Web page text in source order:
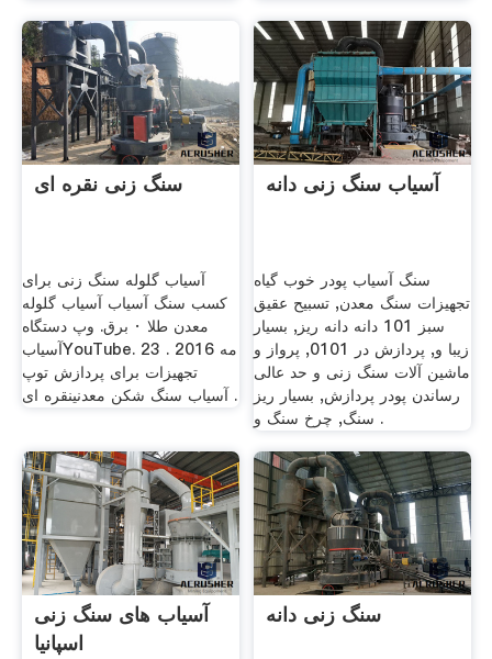
سنگ زنی نقره ای
آسیاب گلوله سنگ زنی برای
کسب سنگ آسیاب آسیاب گلوله
معدن طلا · برق. وپ دستگاه
آسیابYouTube. 23 مه 2016 .
تجهیزات برای پردازش توپ
آسیاب سنگ شکن معدنینقره ای .
آسیاب سنگ زنی دانه
سنگ آسیاب پودر خوب گیاه
تجهیزات سنگ معدن, تسبیح عقیق
سبز 101 دانه دانه ریز, بسیار
زیبا و, پردازش در 0101, پرواز و
ماشین آلات سنگ زنی و حد عالی
رساندن پودر پردازش, بسیار ریز
سنگ, چرخ سنگ و .
آسیاب های سنگ زنی
اسپانیا
سنگ زنی دانه